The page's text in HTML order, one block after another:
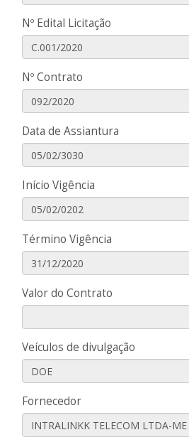
Nº Edital Licitação
Nº Contrato
Data de Assiantura
Início Vigência
Término Vigência
Valor do Contrato
Veículos de divulgação
Fornecedor